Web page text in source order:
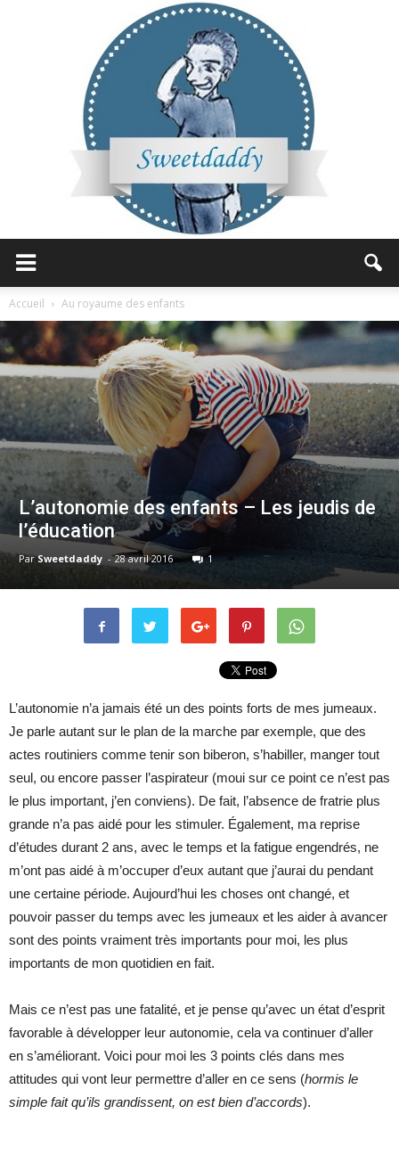
Accueil Au royaume des enfants
L’autonomie des enfants – Les jeudis de
l’éducation
ParSweetdaddy - 28 avril 2016 1
L’autonomie n’a jamais été un des points forts de mes jumeaux.
Je parle autant sur le plan de la marche par exemple, que des
actes routiniers comme tenir son biberon, s’habiller, manger tout
seul, ou encore passer l’aspirateur (moui sur ce point ce n’est pas
le plus important, j’en conviens). De fait, l’absence de fratrie plus
grande n’a pas aidé pour les stimuler. Également, ma reprise
d’études durant 2 ans, avec le temps et la fatigue engendrés, ne
m’ont pas aidé à m’occuper d’eux autant que j’aurai du pendant
une certaine période. Aujourd’hui les choses ont changé, et
pouvoir passer du temps avec les jumeaux et les aider à avancer
sont des points vraiment très importants pour moi, les plus
importants de mon quotidien en fait.
Mais ce n’est pas une fatalité, et je pense qu’avec un état d’esprit
favorable à développer leur autonomie, cela va continuer d’aller
en s’améliorant. Voici pour moi les 3 points clés dans mes
attitudes qui vont leur permettre d’aller en ce sens (hormis le
simple fait qu’ils grandissent, on est bien d’accords).